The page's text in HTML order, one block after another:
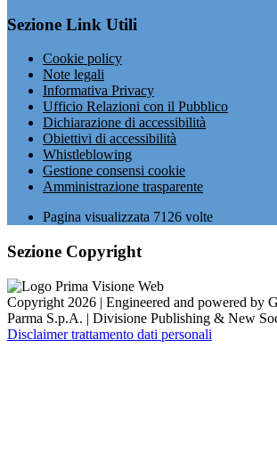
Sezione Link Utili
Cookie policy
Note legali
Informativa Privacy
Ufficio Relazioni con il Pubblico
Dichiarazione di accessibilità
Obiettivi di accessibilità
Whistleblowing
Gestione consensi cookie
Amministrazione trasparente
Pagina visualizzata 7126 volte
Sezione Copyright
Copyright 2026 | Engineered and powered by
Parma S.p.A. | Divisione Publishing & New
Disclaimer trattamento dati personali